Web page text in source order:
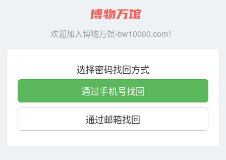
欢迎加入博物万馆-bw10000.com！
选择密码找回方式
通过手机号找回
通过邮箱找回